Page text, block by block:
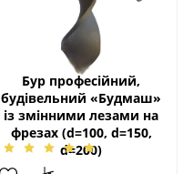
Бур професійний,
будівельний «Будмаш»
із змінними лезами на
фрезах (d=100, d=150,
d=200)